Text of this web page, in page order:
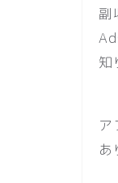
副
知
ア
あ